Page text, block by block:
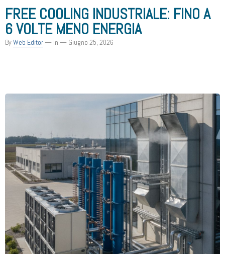
FREE COOLING INDUSTRIALE: FINO A
6 VOLTE MENO ENERGIA
ByWeb Editor— In — Giugno 25, 2026